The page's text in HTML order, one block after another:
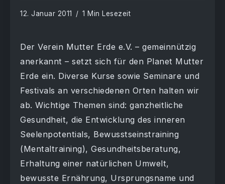
12. Januar 2011 1 Min Lesezeit
Der Verein Mutter Erde e.V. – gemeinnützig
anerkannt – setzt sich für den Planet Mutter
Erde ein. Diverse Kurse sowie Seminare und
Festivals an verschiedenen Orten halten wir
ab. Wichtige Themen sind: ganzheitliche
Gesundheit, die Entwicklung des inneren
Seelenpotentials, Bewusstseinstraining
(Mentaltraining), Gesundheitsberatung,
Erhaltung einer natürlichen Umwelt,
bewusste Ernährung, Ursprungsname und